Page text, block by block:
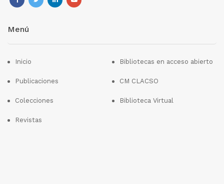
Menú
Inicio
Publicaciones
Colecciones
Revistas
Bibliotecas en acceso abierto
CM CLACSO
Biblioteca Virtual